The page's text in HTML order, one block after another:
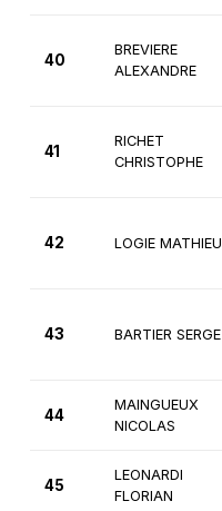
40
BREVIERE
ALEXANDRE
41
RICHET
CHRISTOPHE
42 LOGIE MATHIEU
43 BARTIER SERGE
44
MAINGUEUX
NICOLAS
45
LEONARDI
FLORIAN